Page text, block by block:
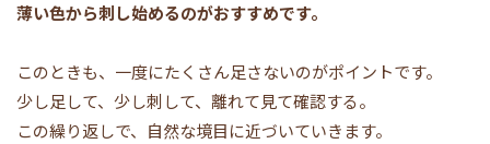
薄い色から刺し始めるのがおすすめです。
このときも、一度にたくさん足さないのがポイントです。
少し足して、少し刺して、離れて見て確認する。
この繰り返しで、自然な境目に近づいていきます。